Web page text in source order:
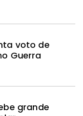
voto de
Guerra
grande